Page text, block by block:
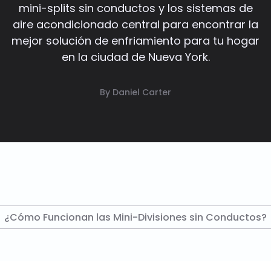
mini-splits sin conductos y los sistemas de
aire acondicionado central para encontrar la
mejor solución de enfriamiento para tu hogar
en la ciudad de Nueva York.
By Daniel Carter
¿Cómo Funcionan las Mini-Divisiones sin Conductos?